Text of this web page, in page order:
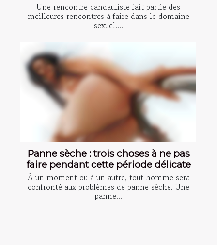
Une rencontre candauliste fait partie des
meilleures rencontres à faire dans le domaine
sexuel....
Panne sèche : trois choses à ne pas
faire pendant cette période délicate
À un moment ou à un autre, tout homme sera
confronté aux problèmes de panne sèche. Une
panne...